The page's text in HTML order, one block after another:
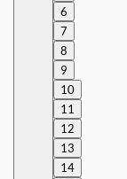
6
7
8
9
10
11
12
13
14